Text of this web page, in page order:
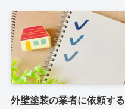
外壁塗装の業者に依頼する